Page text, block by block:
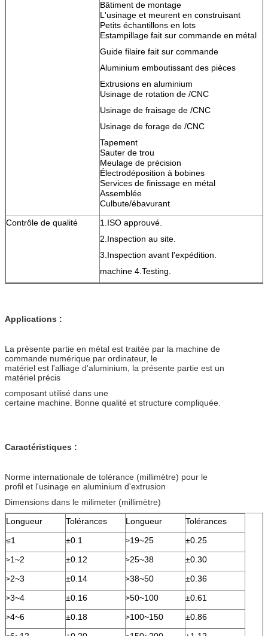
Bâtiment de montage
L'usinage et meurent en construisant
Petits échantillons en lots
Estampillage fait sur commande en métal
Guide filaire fait sur commande
Aluminium emboutissant des pièces
Extrusions en aluminium
Usinage de rotation de /CNC
Usinage de fraisage de /CNC
Usinage de forage de /CNC
Tapement
Sauter de trou
Meulage de précision
Électrodéposition à bobines
Services de finissage en métal
Assemblée
Culbute/ébavurant
Contrôle de qualité
1.ISO approuvé.
2.Inspection au site.
3.Inspection avant l'expédition.
machine 4.Testing.
Applications :
La présente partie en métal est traitée par la machine de
commande numérique par ordinateur, le
matériel est l'alliage d'aluminium, la présente partie est un
matériel précis
composant utilisé dans une
certaine machine. Bonne qualité et structure compliquée.
Caractéristiques :
Norme internationale de tolérance (millimètre) pour le
profil et l'usinage en aluminium d'extrusion
Dimensions dans le milimeter (millimètre)
Longueur
Tolérances Longueur
Tolérances
≤1
±0.1 >19~25 ±0.25
>1~2 ±0.12 >25~38 ±0.30
>2~3 ±0.14 >38~50 ±0.36
>3~4 ±0.16 >50~100 ±0.61
>4~6 ±0.18 >100~150 ±0.86